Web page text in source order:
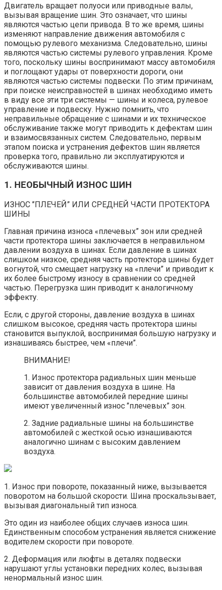
Двигатель вращает полуоси или приводные валы,
вызывая вращение шин. Это означает, что шины
являются частью цепи привода. В то же время, шины
изменяют направление движения автомобиля с
помощью рулевого механизма. Следовательно, шины
являются частью системы рулевого управления. Кроме
того, поскольку шины воспринимают массу автомобиля
и поглощают удары от поверхности дороги, они
являются частью системы подвески. По этим причинам,
при поиске неисправностей в шинах необходимо иметь
в виду все эти три системы — шины и колеса, рулевое
управление и подвеску. Нужно помнить, что
неправильные обращение с шинами и их техническое
обслуживание также могут приводить к дефектам шин
и взаимосвязанных систем. Следовательно, первым
этапом поиска и устранения дефектов шин является
проверка того, правильно ли эксплуатируются и
обслуживаются шины.
1. НЕОБЫЧНЫЙ ИЗНОС ШИН
ИЗНОС ’’ПЛЕЧЕЙ” ИЛИ СРЕДНЕЙ ЧАСТИ ПРОТЕКТОРА
ШИНЫ
Главная причина износа «плечевых” зон или средней
части протектора шины заключается в неправильном
давлении воздуха в шинах. Если давление в шинах
слишком низкое, средняя часть протектора шины будет
вогнутой, что смещает нагрузку на «плечи” и приводит к
их более быстрому износу в сравнении со средней
частью. Перегрузка шин приводит к аналогичному
эффекту.
Если, с другой стороны, давление воздуха в шинах
слишком высокое, средняя часть протектора шины
становится выпуклой, воспринимая большую нагрузку и
изнашиваясь быстрее, чем «плечи”.
ВНИМАНИЕ!
1. Износ протектора радиальных шин меньше
зависит от давления воздуха в шине. На
большинстве автомобилей передние шины
имеют увеличенный износ ’’плечевых” зон.
2. Задние радиальные шины на большинстве
автомобилей с жесткой осью изнашиваются
аналогично шинам с высоким давлением
воздуха.
1. Износ при повороте, показанный ниже, вызывается
поворотом на большой скорости. Шина проскальзывает,
вызывая диагональный тип износа.
Это один из наиболее общих случаев износа шин.
Единственным способом устранения является снижение
водителем скорости при повороте.
2. Деформация или люфты в деталях подвески
нарушают углы установки передних колес, вызывая
ненормальный износ шин.